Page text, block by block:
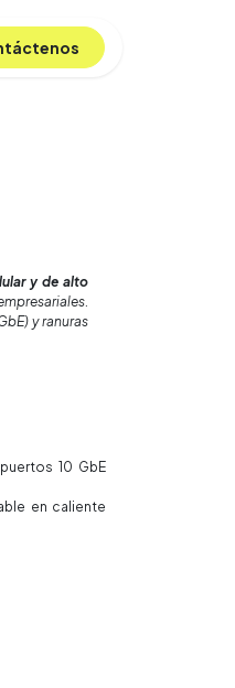
y de alto
y ranuras
10 GbE
en caliente